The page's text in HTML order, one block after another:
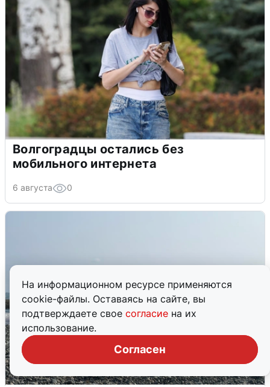
На информационном ресурсе применяются
cookie-файлы. Оставаясь на сайте, вы
подтверждаете свое согласие на их
использование.
Согласен
Волгоградцы остались без
мобильного интернета
6 августа 0